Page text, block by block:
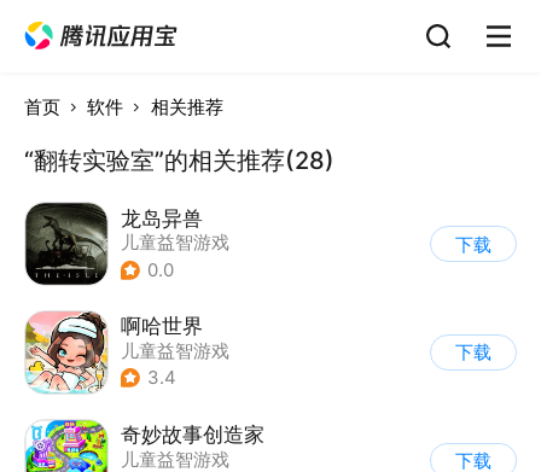
首页 软件 相关推荐
“翻转实验室”的相关推荐(28)
龙岛异兽
儿童益智游戏
0.0
下载
啊哈世界
儿童益智游戏
3.4
下载
奇妙故事创造家
儿童益智游戏
下载